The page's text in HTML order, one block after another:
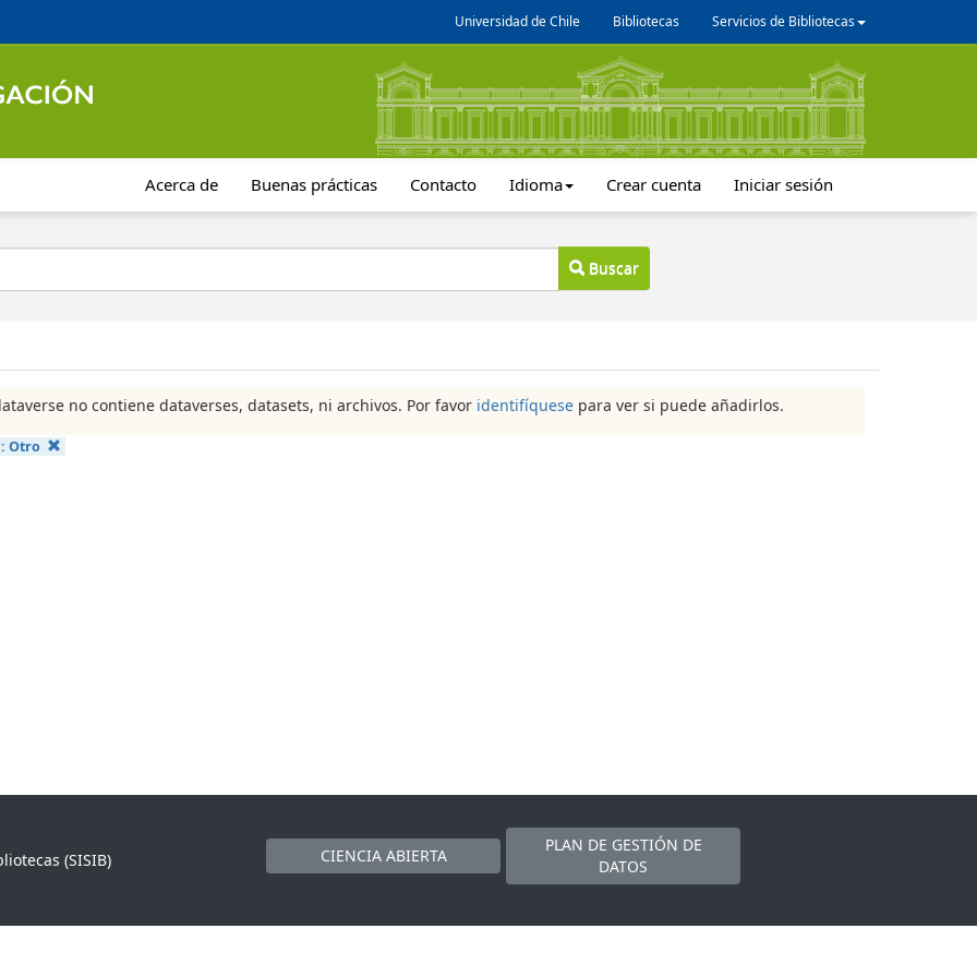
Universidad de Chile Bibliotecas Servicios de Bibliotecas
Acerca de Buenas prácticas Contacto Idioma Crear cuenta Iniciar sesión
Buscar
no contiene dataverses, datasets, ni archivos. Por favor identifíquese para ver si puede añadirlos.
Otro
(SISIB)
CIENCIA ABIERTA
PLAN DE GESTIÓN DE
DATOS